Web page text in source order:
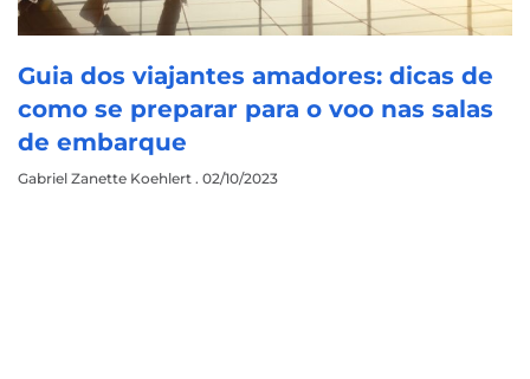
Guia dos viajantes amadores: dicas de
como se preparar para o voo nas salas
de embarque
Gabriel Zanette Koehlert 02/10/2023